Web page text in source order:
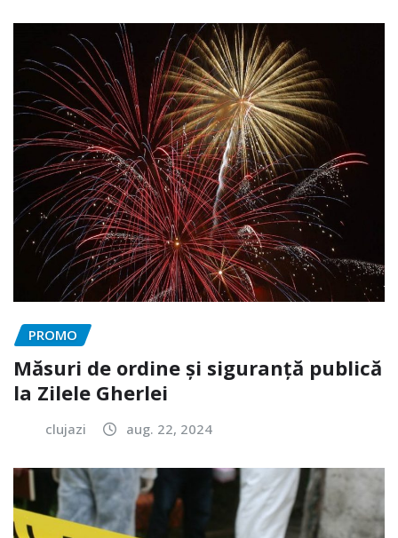
PROMO
Măsuri de ordine și siguranță publică
la Zilele Gherlei
clujazi aug. 22, 2024